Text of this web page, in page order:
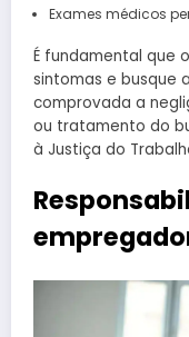
Exames médicos
É fundamental que
sintomas e busque
comprovada a
ou tratamento do
à Justiça do